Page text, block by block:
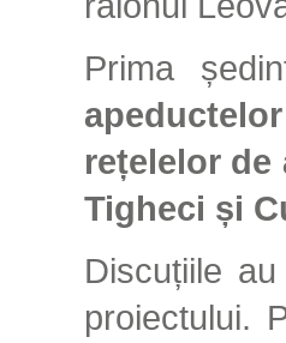
Prima
rețelelor
Tigheci și
Discuțiile
proiectului.